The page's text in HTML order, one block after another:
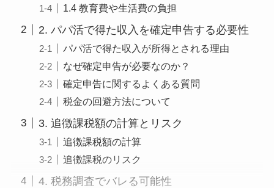
1.4 教育費や生活費の負担
2. パパ活で得た収入を確定申告する必要性
パパ活で得た収入が所得とされる理由
なぜ確定申告が必要なのか？
確定申告に関するよくある質問
税金の回避方法について
3. 追徴課税額の計算とリスク
追徴課税額の計算
追徴課税のリスク
4. 税務調査でバレる可能性